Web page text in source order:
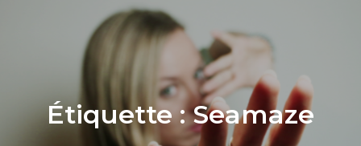
Étiquette :Seamaze